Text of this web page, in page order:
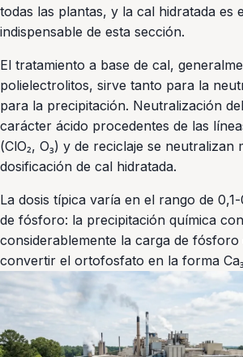
todas las plantas, y la cal hidratada es
indispensable de esta sección.
El tratamiento a base de cal,
polielectrolitos, sirve tanto para la
para la precipitación. Neutralización
carácter ácido procedentes de las
(ClO₂, O₃) y de reciclaje se neutralizan
dosificación de cal hidratada.
La dosis típica varía en el rango de
de fósforo: la precipitación química
considerablemente la carga de fósforo
convertir el ortofosfato en la forma